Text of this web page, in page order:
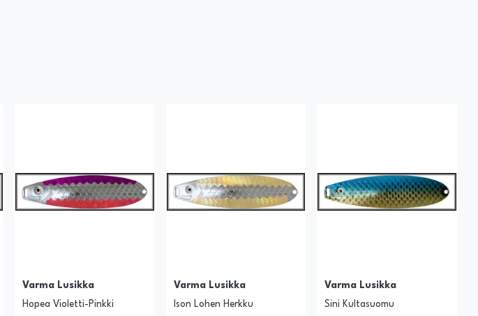
Varma Lusikka
Hopea Violetti-Pinkki
Varma Lusikka
Ison Lohen Herkku
Varma Lusikka
Sini Kultasuomu